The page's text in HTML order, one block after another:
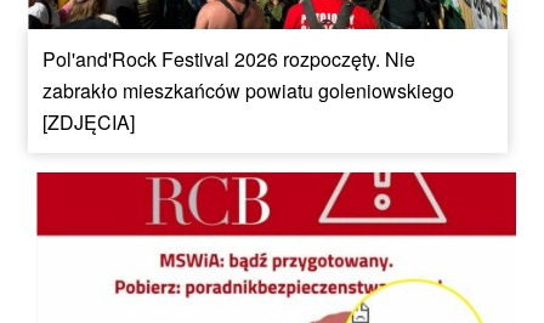
Pol'and'Rock Festival 2026 rozpoczęty. Nie
zabrakło mieszkańców powiatu goleniowskiego
[ZDJĘCIA]